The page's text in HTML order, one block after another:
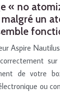
« no
un
Aspire
de votre
ou